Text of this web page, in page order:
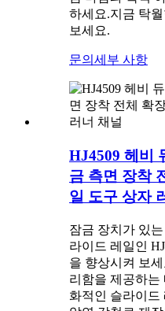
하세요.지금 탁
보세요.
문의 세부 사항
HJ4509 헤비
금 측면 장착
일 도구 상자
잠금 장치가 있
라이드 레일인
을 향상시켜 보
리함을 제공하는
화적인 슬라이드